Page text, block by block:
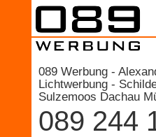
089 Werbung -
Lichtwerbung -
Sulzemoos Dachau
089 244